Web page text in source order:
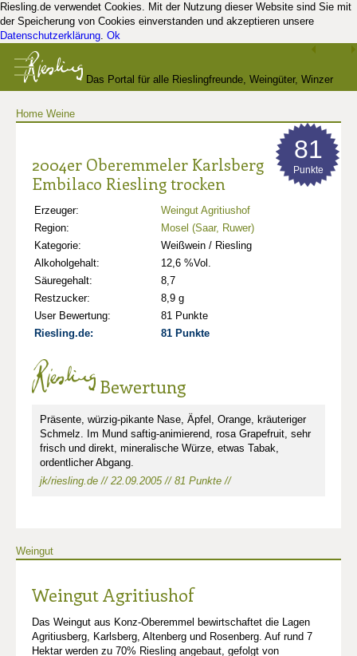
Riesling.de verwendet Cookies. Mit der Nutzung dieser Website sind Sie mit
der Speicherung von Cookies einverstanden und akzeptieren unsere
Datenschutzerklärung. Ok
Das Portal für alle Rieslingfreunde, Weingüter, Winzer
Home Weine
2004er Oberemmeler Karlsberg
Embilaco Riesling trocken
Erzeuger:
Weingut Agritiushof
Region:
Mosel (Saar, Ruwer)
Kategorie:
Weißwein / Riesling
Alkoholgehalt:
12,6 %Vol.
Säuregehalt:
8,7
Restzucker:
8,9 g
User Bewertung:
81 Punkte
Riesling.de:
81 Punkte
81
Punkte
Bewertung
Präsente, würzig-pikante Nase, Äpfel, Orange, kräuteriger
Schmelz. Im Mund saftig-animierend, rosa Grapefruit, sehr
frisch und direkt, mineralische Würze, etwas Tabak,
ordentlicher Abgang.
jk/riesling.de // 22.09.2005 // 81 Punkte //
Weingut
Weingut Agritiushof
Das Weingut aus Konz-Oberemmel bewirtschaftet die Lagen
Agritiusberg, Karlsberg, Altenberg und Rosenberg. Auf rund 7
Hektar werden zu 70% Riesling angebaut, gefolgt von